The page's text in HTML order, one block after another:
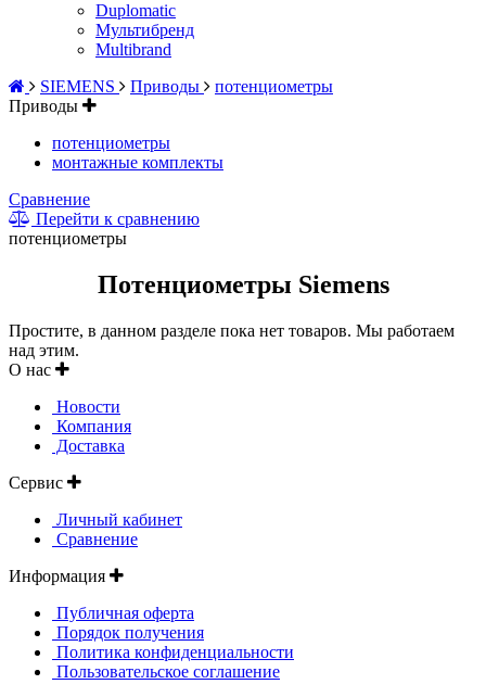
Duplomatic
Мультибренд
Multibrand
SIEMENS
Приводы
потенциометры
Приводы
потенциометры
монтажные комплекты
Сравнение
Перейти к сравнению
потенциометры
Потенциометры Siemens
Простите, в данном разделе пока нет товаров. Мы работаем
над этим.
О нас
Новости
Компания
Доставка
Сервис
Личный кабинет
Сравнение
Информация
Публичная оферта
Порядок получения
Политика конфиденциальности
Пользовательское соглашение